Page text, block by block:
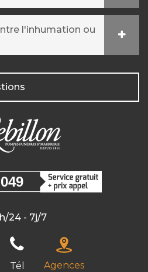
l'inhumation ou
24 - 7j/7
Tél Agences